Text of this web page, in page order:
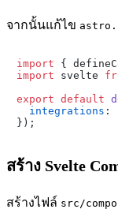
จากนั้นแก้ไข
import {
import svelte
export default
integrations : [
สร้าง Svelte
สร้างไฟล์ src/